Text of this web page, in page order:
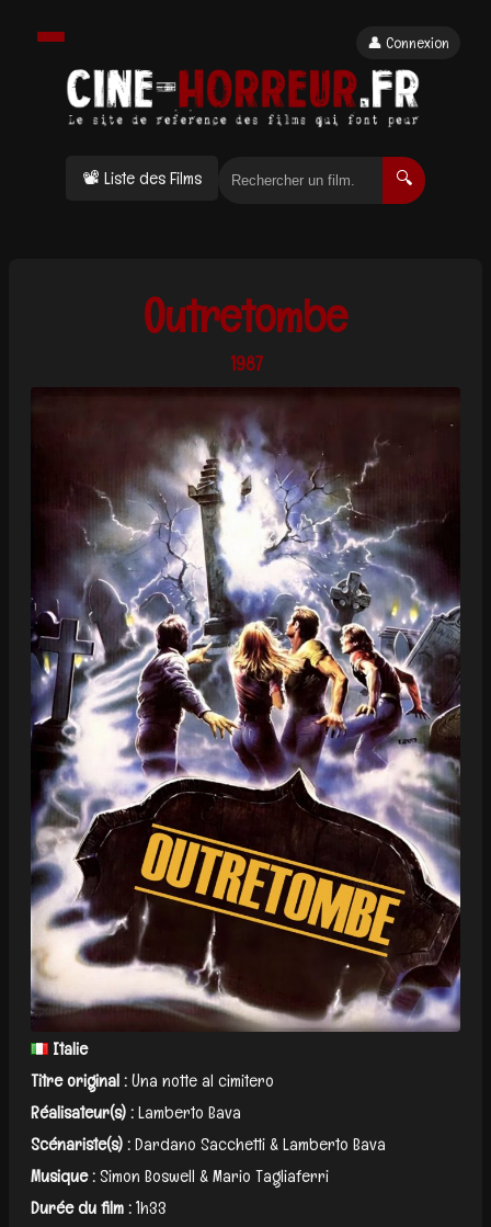
📽 Liste des Films 🔍
👤 Connexion
Outretombe
1987
Italie
Titre original :Una notte al cimitero
Réalisateur(s) :Lamberto Bava
Scénariste(s) :Dardano Sacchetti & Lamberto Bava
Musique :Simon Boswell & Mario Tagliaferri
Durée du film :1h33